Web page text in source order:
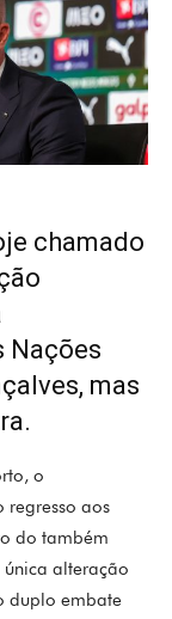
chamado
Nações
mas
o
regresso aos
do também
alteração
duplo embate